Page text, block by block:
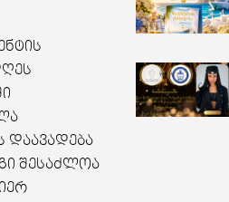
დაავადება
შესაძლოა